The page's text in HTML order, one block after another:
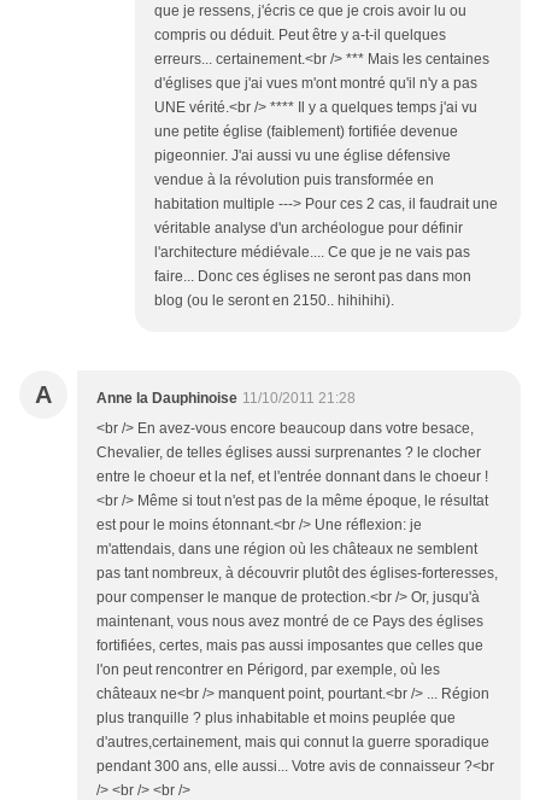
que je ressens, j'écris ce que je crois avoir lu ou
compris ou déduit. Peut être y a-t-il quelques
erreurs... certainement.<br /> *** Mais les centaines
d'églises que j'ai vues m'ont montré qu'il n'y a pas
UNE vérité.<br /> **** Il y a quelques temps j'ai vu
une petite église (faiblement) fortifiée devenue
pigeonnier. J'ai aussi vu une église défensive
vendue à la révolution puis transformée en
habitation multiple ---> Pour ces 2 cas, il faudrait une
véritable analyse d'un archéologue pour définir
l'architecture médiévale.... Ce que je ne vais pas
faire... Donc ces églises ne seront pas dans mon
blog (ou le seront en 2150.. hihihihi).
A Anne la Dauphinoise 11/10/2011 21:28
<br /> En avez-vous encore beaucoup dans votre besace,
Chevalier, de telles églises aussi surprenantes ? le clocher
entre le choeur et la nef, et l'entrée donnant dans le choeur !
<br /> Même si tout n'est pas de la même époque, le résultat
est pour le moins étonnant.<br /> Une réflexion: je
m'attendais, dans une région où les châteaux ne semblent
pas tant nombreux, à découvrir plutôt des églises-forteresses,
pour compenser le manque de protection.<br /> Or, jusqu'à
maintenant, vous nous avez montré de ce Pays des églises
fortifiées, certes, mais pas aussi imposantes que celles que
l'on peut rencontrer en Périgord, par exemple, où les
châteaux ne<br /> manquent point, pourtant.<br /> ... Région
plus tranquille ? plus inhabitable et moins peuplée que
d'autres,certainement, mais qui connut la guerre sporadique
pendant 300 ans, elle aussi... Votre avis de connaisseur ?<br
/> <br /> <br />